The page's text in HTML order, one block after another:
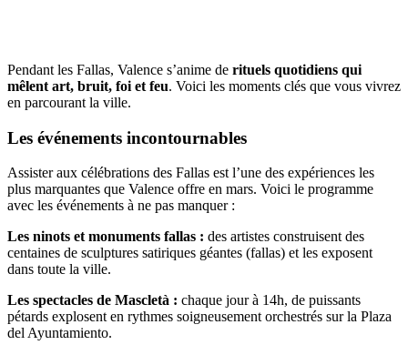
Pendant les Fallas, Valence s’anime de rituels quotidiens qui
mêlent art, bruit, foi et feu. Voici les moments clés que vous vivrez
en parcourant la ville.
Les événements incontournables
Assister aux célébrations des Fallas est l’une des expériences les
plus marquantes que Valence offre en mars. Voici le programme
avec les événements à ne pas manquer :
Les ninots et monuments fallas : des artistes construisent des
centaines de sculptures satiriques géantes (fallas) et les exposent
dans toute la ville.
Les spectacles de Mascletà : chaque jour à 14h, de puissants
pétards explosent en rythmes soigneusement orchestrés sur la Plaza
del Ayuntamiento.